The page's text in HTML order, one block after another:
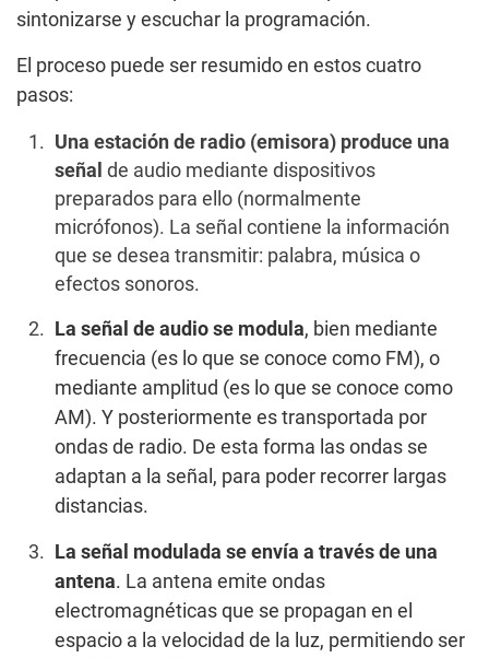
sintonizarse y escuchar la programación.
El proceso puede ser resumido en estos cuatro
pasos:
Una estación de radio (emisora) produce una
señal de audio mediante dispositivos
preparados para ello (normalmente
micrófonos). La señal contiene la información
que se desea transmitir: palabra, música o
efectos sonoros.
La señal de audio se modula, bien mediante
frecuencia (es lo que se conoce como FM), o
mediante amplitud (es lo que se conoce como
AM). Y posteriormente es transportada por
ondas de radio. De esta forma las ondas se
adaptan a la señal, para poder recorrer largas
distancias.
La señal modulada se envía a través de una
antena. La antena emite ondas
electromagnéticas que se propagan en el
espacio a la velocidad de la luz, permitiendo ser